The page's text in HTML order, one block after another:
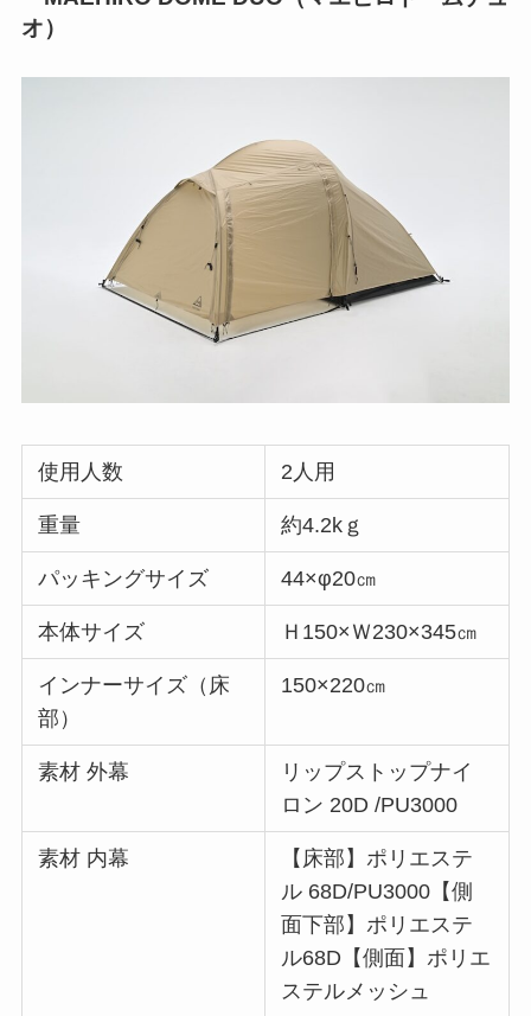
オ）
使用人数 2人用
重量 約4.2kｇ
パッキングサイズ 44×φ20㎝
本体サイズ Ｈ150×Ｗ230×345㎝
インナーサイズ（床
部）
150×220㎝
素材 外幕
リップストップナイ
ロン 20D /PU3000
素材 内幕
【床部】ポリエステ
ル 68D/PU3000【側
面下部】ポリエステ
ル68D【側面】ポリエ
ステルメッシュ